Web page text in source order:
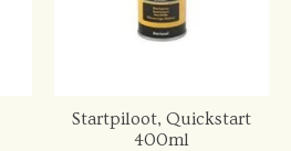
Startpiloot, Quickstart
400ml